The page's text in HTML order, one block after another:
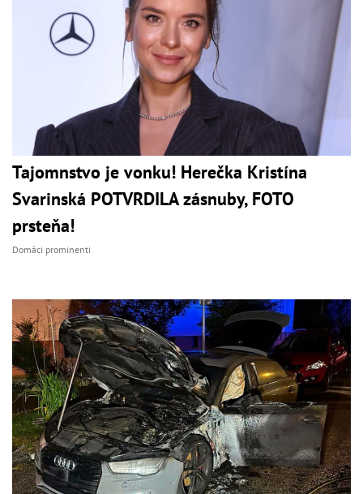
Tajomnstvo je vonku! Herečka Kristína
Svarinská POTVRDILA zásnuby, FOTO
prsteňa!
Domáci prominenti